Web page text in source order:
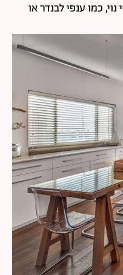
כמו ענפי לבנדר או